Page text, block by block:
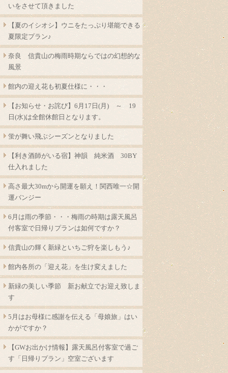
いをさせて頂きました
【夏のイシオシ】ウニをたっぷり堪能できる
夏限定プラン♪
奈良 信貴山の梅雨時期ならではの幻想的な
風景
館内の迎え花も初夏仕様に・・・
【お知らせ・お詫び】6月17日(月) ～ 19
日(水)は全館休館日となります。
蛍が舞い飛ぶシーズンとなりました
【利き酒師がいる宿】神韻 純米酒 30BY
仕入れました
高さ最大30mから開運を願え！関西唯一☆開
運バンジー
6月は雨の季節・・・梅雨の時期は露天風呂
付客室で日帰りプランは如何ですか？
信貴山の輝く新緑といちご狩を楽しもう♪
館内各所の「迎え花」を生け変えました
新緑の美しい季節 新お献立でお迎え致しま
す
5月はお母様に感謝を伝える「母娘旅」はい
かがですか？
【GWお出かけ情報】露天風呂付客室で過ご
す「日帰りプラン」空室ございます